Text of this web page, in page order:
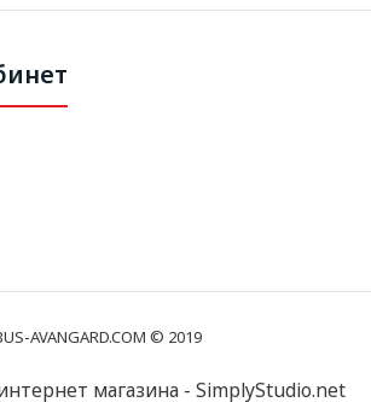
AVANGARD.COM © 2019
магазина - SimplyStudio.net